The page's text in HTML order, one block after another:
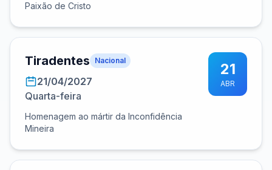
Paixão de Cristo
Tiradentes Nacional
21/04/2027
Quarta-feira
Homenagem ao mártir da Inconfidência
Mineira
21
ABR